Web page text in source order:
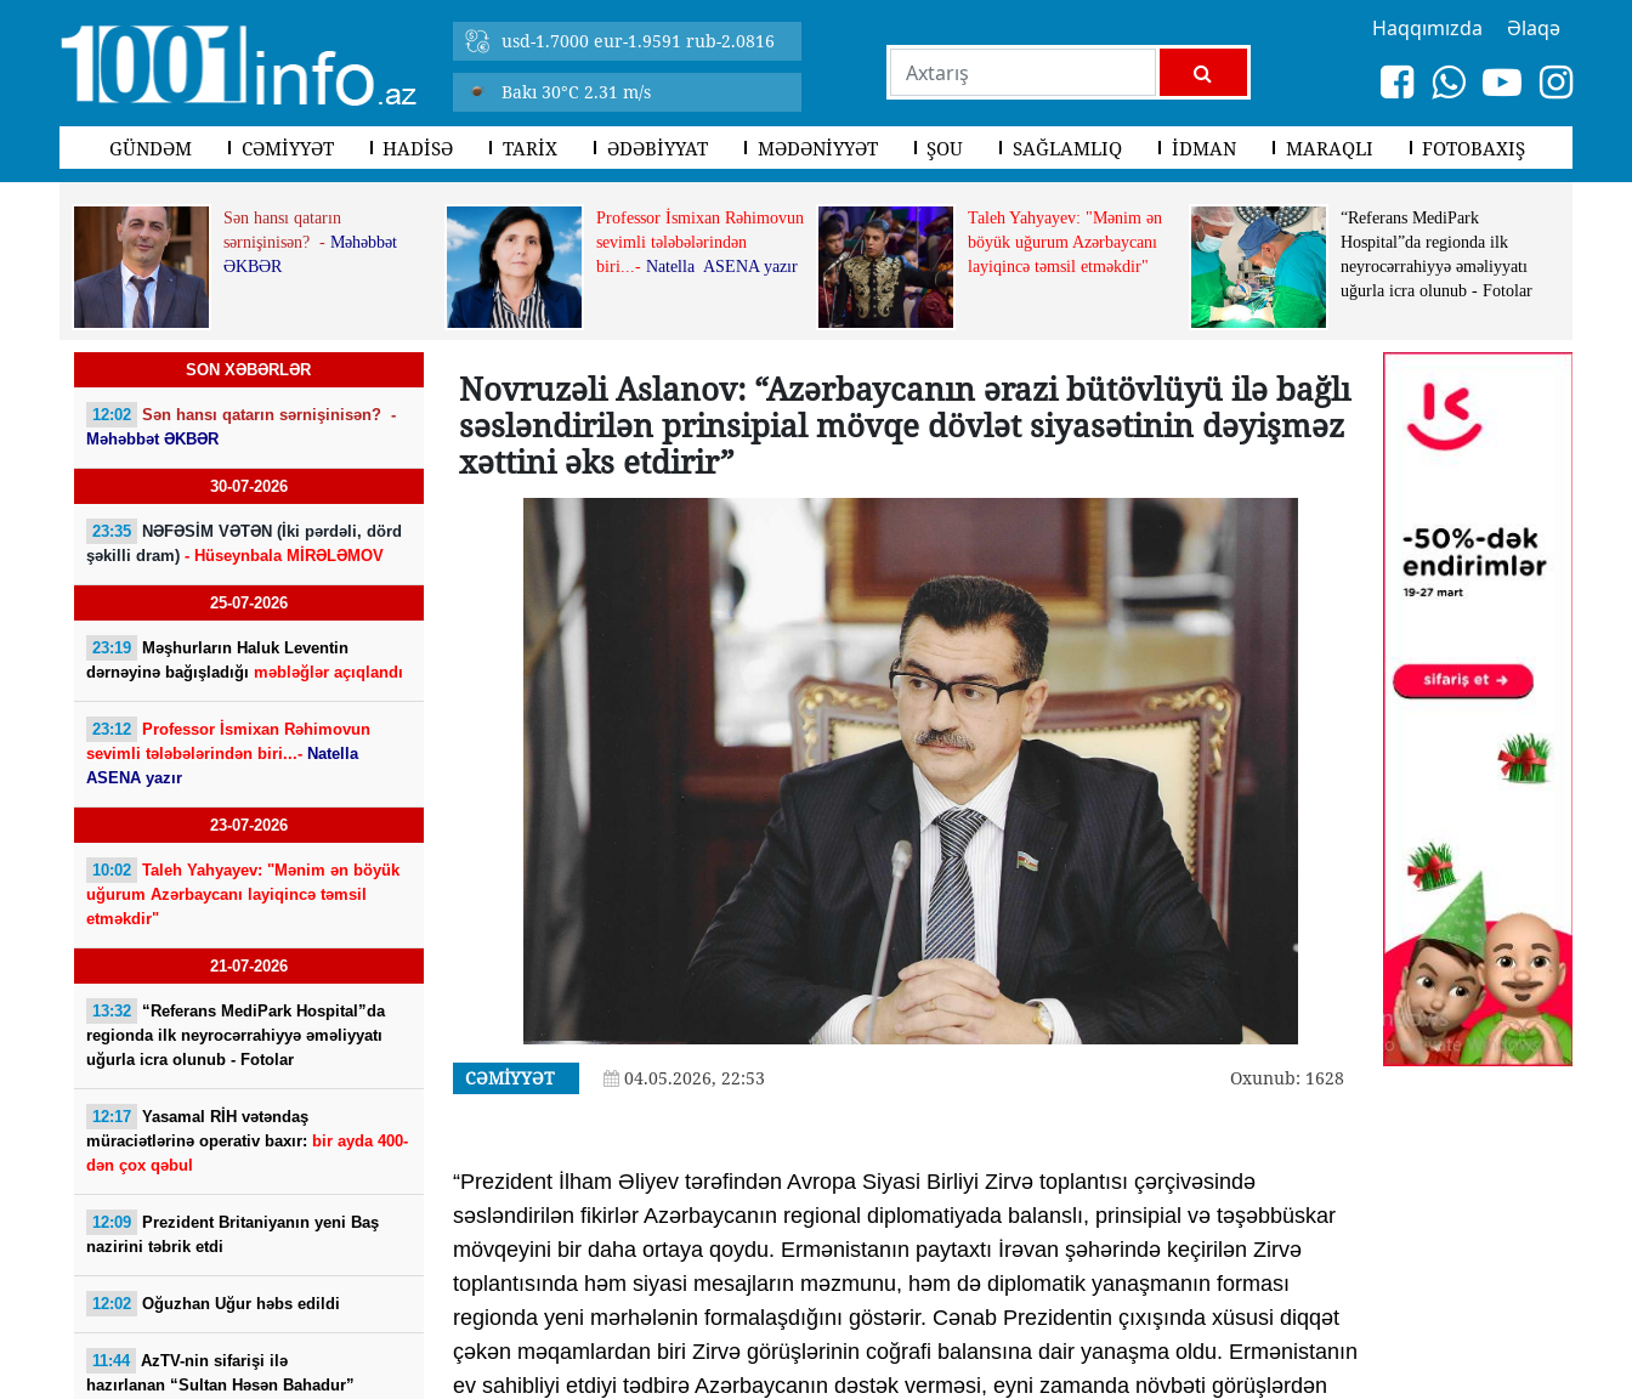
usd-1.7000 eur-1.9591 rub-2.0816
Bakı 30°C 2.31 m/s
Haqqımızda Əlaqə
GÜNDƏM CƏMİYYƏT HADİSƏ TARİX ƏDƏBİYYAT MƏDƏNİYYƏT ŞOU SAĞLAMLIQ İDMAN MARAQLI FOTOBAXIŞ
Sən hansı qatarın
sərnişinisən? - Məhəbbət
ƏKBƏR
Professor İsmixan Rəhimovun
sevimli tələbələrindən
biri...- Natella ASENA yazır
Taleh Yahyayev: "Mənim ən
böyük uğurum Azərbaycanı
layiqincə təmsil etməkdir"
“Referans MediPark
Hospital”da regionda ilk
neyrocərrahiyyə əməliyyatı
uğurla icra olunub - Fotolar
SON XƏBƏRLƏR
12:02 Sən hansı qatarın sərnişinisən? -
Məhəbbət ƏKBƏR
30-07-2026
23:35
NƏFƏSİM VƏTƏN (İki pərdəli, dörd
şəkilli dram) - Hüseynbala MİRƏLƏMOV
25-07-2026
23:19
Məşhurların Haluk Leventin
dərnəyinə bağışladığı məbləğlər açıqlandı
23:12
Professor İsmixan Rəhimovun
sevimli tələbələrindən biri...- Natella
ASENA yazır
23-07-2026
10:02 Taleh Yahyayev: "Mənim ən böyük
uğurum Azərbaycanı layiqincə təmsil
etməkdir"
21-07-2026
13:32
“Referans MediPark Hospital”da
regionda ilk neyrocərrahiyyə əməliyyatı
uğurla icra olunub - Fotolar
12:17 Yasamal RİH vətəndaş
müraciətlərinə operativ baxır: bir ayda 400-
dən çox qəbul
12:09
Prezident Britaniyanın yeni Baş
nazirini təbrik etdi
12:02 Oğuzhan Uğur həbs edildi
11:44 AzTV-nin sifarişi ilə
hazırlanan “Sultan Həsən Bahadur”
Novruzəli Aslanov: “Azərbaycanın ərazi bütövlüyü ilə bağlı
səsləndirilən prinsipial mövqe dövlət siyasətinin dəyişməz
xəttini əks etdirir”
CƏMİYYƏT 04.05.2026, 22:53 Oxunub: 1628
“Prezident İlham Əliyev tərəfindən Avropa Siyasi Birliyi Zirvə toplantısı çərçivəsində
səsləndirilən fikirlər Azərbaycanın regional diplomatiyada balanslı, prinsipial və təşəbbüskar
mövqeyini bir daha ortaya qoydu. Ermənistanın paytaxtı İrəvan şəhərində keçirilən Zirvə
toplantısında həm siyasi mesajların məzmunu, həm də diplomatik yanaşmanın forması
regionda yeni mərhələnin formalaşdığını göstərir. Cənab Prezidentin çıxışında xüsusi diqqət
çəkən məqamlardan biri Zirvə görüşlərinin coğrafi balansına dair yanaşma oldu. Ermənistanın
ev sahibliyi etdiyi tədbirə Azərbaycanın dəstək verməsi, eyni zamanda növbəti görüşlərdən